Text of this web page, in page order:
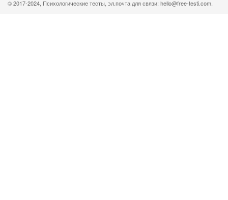
© 2017-2024, Психологические тесты, эл.почта для связи: hello@free-testi.com.